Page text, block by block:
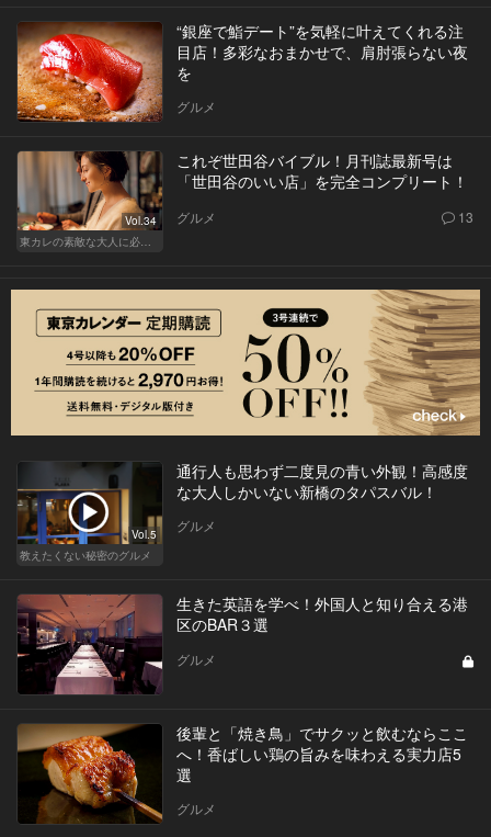
“銀座で鮨デート”を気軽に叶えてくれる注
目店！多彩なおまかせで、肩肘張らない夜
を
グルメ
Vol.34
これぞ世田谷バイブル！月刊誌最新号は
「世田谷のいい店」を完全コンプリート！
グルメ 13
Vol.5
教えたくない秘密のグルメ
通行人も思わず二度見の青い外観！高感度
な大人しかいない新橋のタパスバル！
グルメ
生きた英語を学べ！外国人と知り合える港
区のBAR３選
グルメ
後輩と「焼き鳥」でサクッと飲むならここ
へ！香ばしい鶏の旨みを味わえる実力店5
選
グルメ